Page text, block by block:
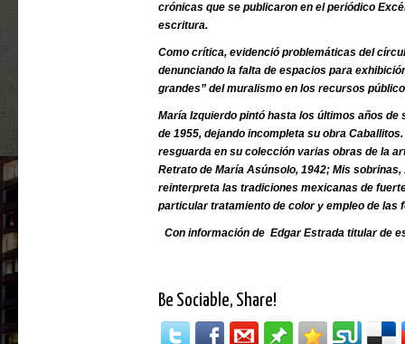
crónicas que se publicaron en el periódico
escritura.
Como crítica, evidenció problemáticas del
denunciando la falta de espacios para
grandes” del muralismo en los recursos
María Izquierdo pintó hasta los últimos años de
de 1955, dejando incompleta su obra
resguarda en su colección varias obras de la
Retrato de María Asúnsolo, 1942; Mis
reinterpreta las tradiciones mexicanas de
particular tratamiento de color y empleo de las
Con información de Edgar Estrada titular de
Be Sociable, Share!